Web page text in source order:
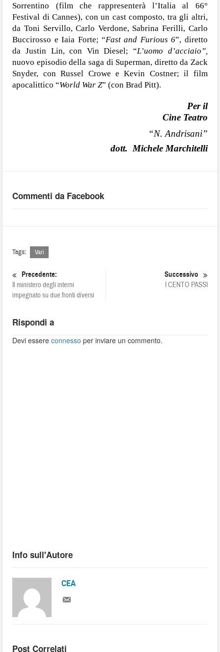
Sorrentino (film che rappresenterà l’Italia al 66°
Festival di Cannes), con un cast composto, tra gli altri,
da Toni Servillo, Carlo Verdone, Sabrina Ferilli, Carlo
Buccirosso e Iaia Forte; “Fast and Furious 6”, diretto
da Justin Lin, con Vin Diesel; “L’uomo d’acciaio”,
nuovo episodio della saga di Superman, diretto da Zack
Snyder, con Russel Crowe e Kevin Costner; il film
apocalittico “World War Z” (con Brad Pitt).
Per il
Cine Teatro
“N. Andrisani”
dott. Michele Marchitelli
Commenti da Facebook
Tags: Vari
Precedente:
Il ministero degli interni
impegnato su due fronti diversi
Successivo
I CENTO PASSI
Rispondi a
Devi essereconnesso per inviare un commento.
Info sull'Autore
CEA
Post Correlati